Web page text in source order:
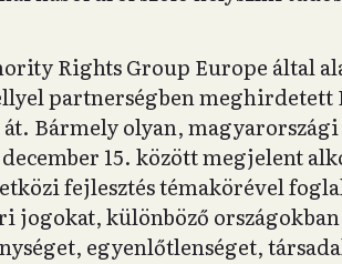
Rights Group Europe által
partnerségben meghirdetett
Bármely olyan,
december 15. között megjelent
fejlesztés témakörével
jogokat, különböző
egyenlőtlenséget,